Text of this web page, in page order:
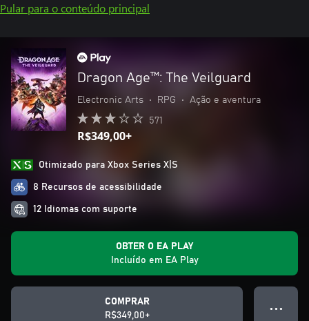
Pular para o conteúdo principal
Dragon Age™: The Veilguard
Electronic Arts • RPG • Ação e aventura
571
R$349,00+
Otimizado para Xbox Series X|S
8 Recursos de acessibilidade
12 Idiomas com suporte
OBTER O EA PLAY
Incluído em EA Play
COMPRAR
R$349,00+
● ● ●